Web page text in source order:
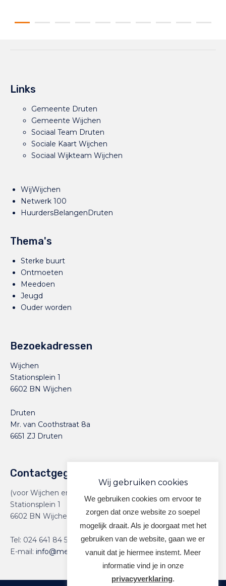
Links
Gemeente Druten
Gemeente Wijchen
Sociaal Team Druten
Sociale Kaart Wijchen
Sociaal Wijkteam Wijchen
WijWijchen
Netwerk 100
HuurdersBelangenDruten
Thema's
Sterke buurt
Ontmoeten
Meedoen
Jeugd
Ouder worden
Bezoekadressen
Wijchen
Stationsplein 1
6602 BN Wijchen
Druten
Mr. van Coothstraat 8a
6651 ZJ Druten
Contactgegevens
(voor Wijchen en Druten)
Stationsplein 1
6602 BN Wijchen
Tel: 024 641 84 59
E-mail: info@meervoormekaar.nl
Wij gebruiken cookies
We gebruiken cookies om ervoor te
zorgen dat onze website zo soepel
mogelijk draait. Als je doorgaat met het
gebruiken van de website, gaan we er
vanuit dat je hiermee instemt. Meer
informatie vind je in onze
privacyverklaring.